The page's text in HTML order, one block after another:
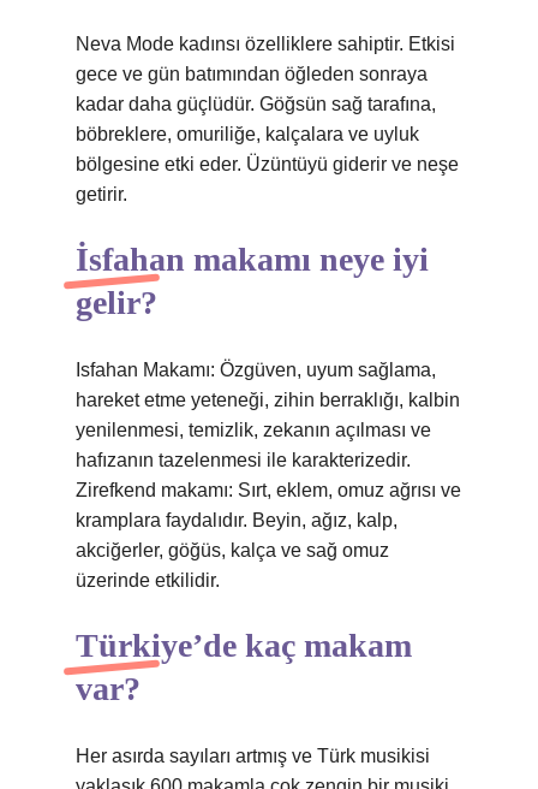
Neva Mode kadınsı özelliklere sahiptir. Etkisi
gece ve gün batımından öğleden sonraya
kadar daha güçlüdür. Göğsün sağ tarafına,
böbreklere, omuriliğe, kalçalara ve uyluk
bölgesine etki eder. Üzüntüyü giderir ve neşe
getirir.
İsfahan makamı neye iyi
gelir?
Isfahan Makamı: Özgüven, uyum sağlama,
hareket etme yeteneği, zihin berraklığı, kalbin
yenilenmesi, temizlik, zekanın açılması ve
hafızanın tazelenmesi ile karakterizedir.
Zirefkend makamı: Sırt, eklem, omuz ağrısı ve
kramplara faydalıdır. Beyin, ağız, kalp,
akciğerler, göğüs, kalça ve sağ omuz
üzerinde etkilidir.
Türkiye’de kaç makam
var?
Her asırda sayıları artmış ve Türk musikisi